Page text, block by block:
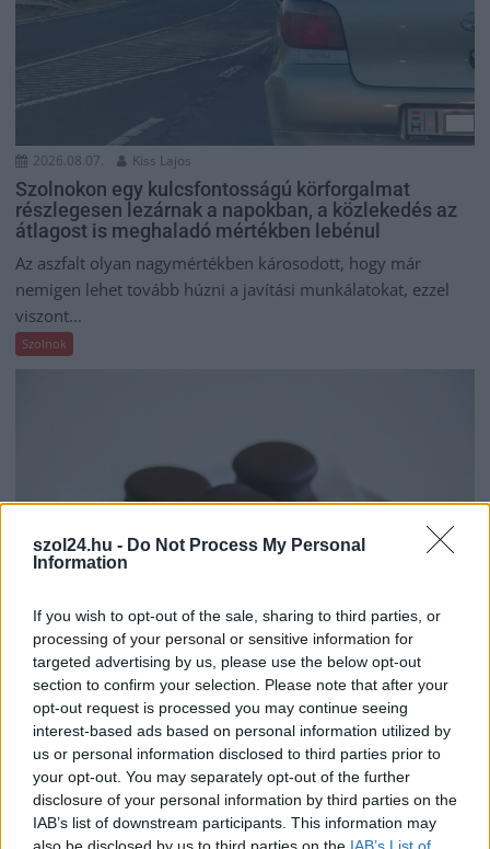
szol24.hu - Do Not Process My Personal
Information
If you wish to opt-out of the sale, sharing to third parties, or
processing of your personal or sensitive information for
targeted advertising by us, please use the below opt-out
section to confirm your selection. Please note that after your
opt-out request is processed you may continue seeing
interest-based ads based on personal information utilized by
us or personal information disclosed to third parties prior to
your opt-out. You may separately opt-out of the further
disclosure of your personal information by third parties on the
IAB’s list of downstream participants. This information may
2026.08.07. Kiss Lajos
Szolnokon egy kulcsfontosságú körforgalmat
részlegesen lezárnak a napokban, a közlekedés az
átlagost is meghaladó mértékben lebénul
Az aszfalt olyan nagymértékben károsodott, hogy már
nemigen lehet tovább húzni a javítási munkálatokat, ezzel
viszont...
Szolnok
2026.08.07. Farkas András
Ön szerint hogy készül a hamisítatlan szolnoki
habos isler?
Igazi retró klasszikus desszert, amelyet generációk óta
szeretnek, és amelyet sokan ma is próbálnak otthon
újraalkotni....